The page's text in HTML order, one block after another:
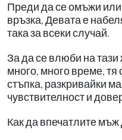
Преди да се омъжи
връзка, Девата е
така за всеки случай.
За да се влюби на
много, много време,
стъпка, разкривайки
чувствителност и
Как да впечатлите мъж